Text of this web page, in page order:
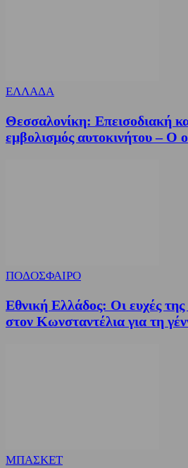
ΕΛΛΑΔΑ
Θεσσαλονίκη: Επεισοδιακή
εμβολισμός αυτοκινήτου – Ο
ΠΟΔΟΣΦΑΙΡΟ
Εθνική Ελλάδος: Οι ευχές
στον Κωνσταντέλια για τη
ΜΠΑΣΚΕΤ